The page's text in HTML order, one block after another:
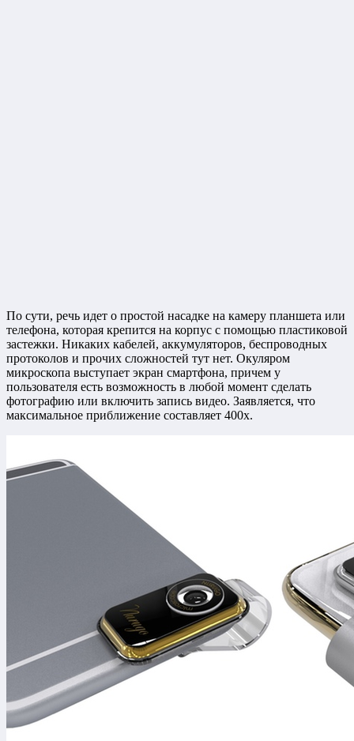
По сути, речь идет о простой насадке на камеру планшета или
телефона, которая крепится на корпус с помощью пластиковой
застежки. Никаких кабелей, аккумуляторов, беспроводных
протоколов и прочих сложностей тут нет. Окуляром
микроскопа выступает экран смартфона, причем у
пользователя есть возможность в любой момент сделать
фотографию или включить запись видео. Заявляется, что
максимальное приближение составляет 400x.